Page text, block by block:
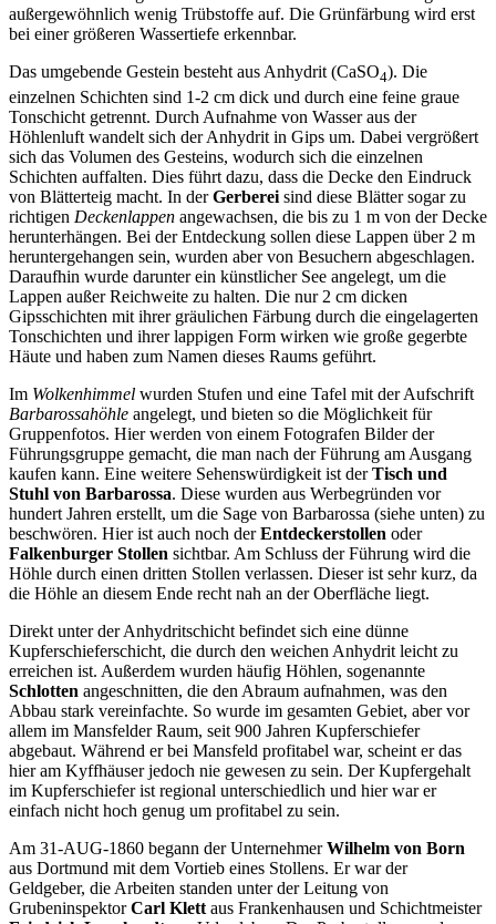
außergewöhnlich wenig Trübstoffe auf. Die Grünfärbung wird erst
bei einer größeren Wassertiefe erkennbar.
Das umgebende Gestein besteht aus Anhydrit (CaSO4). Die
einzelnen Schichten sind 1-2 cm dick und durch eine feine graue
Tonschicht getrennt. Durch Aufnahme von Wasser aus der
Höhlenluft wandelt sich der Anhydrit in Gips um. Dabei vergrößert
sich das Volumen des Gesteins, wodurch sich die einzelnen
Schichten auffalten. Dies führt dazu, dass die Decke den Eindruck
von Blätterteig macht. In derGerberei sind diese Blätter sogar zu
richtigen Deckenlappen angewachsen, die bis zu 1 m von der Decke
herunterhängen. Bei der Entdeckung sollen diese Lappen über 2 m
heruntergehangen sein, wurden aber von Besuchern abgeschlagen.
Daraufhin wurde darunter ein künstlicher See angelegt, um die
Lappen außer Reichweite zu halten. Die nur 2 cm dicken
Gipsschichten mit ihrer gräulichen Färbung durch die eingelagerten
Tonschichten und ihrer lappigen Form wirken wie große gegerbte
Häute und haben zum Namen dieses Raums geführt.
Im Wolkenhimmel wurden Stufen und eine Tafel mit der Aufschrift
Barbarossahöhle angelegt, und bieten so die Möglichkeit für
Gruppenfotos. Hier werden von einem Fotografen Bilder der
Führungsgruppe gemacht, die man nach der Führung am Ausgang
kaufen kann. Eine weitere Sehenswürdigkeit ist derTisch und
Stuhl von Barbarossa. Diese wurden aus Werbegründen vor
hundert Jahren erstellt, um die Sage von Barbarossa (siehe unten) zu
beschwören. Hier ist auch noch derEntdeckerstollen oder
Falkenburger Stollen sichtbar. Am Schluss der Führung wird die
Höhle durch einen dritten Stollen verlassen. Dieser ist sehr kurz, da
die Höhle an diesem Ende recht nah an der Oberfläche liegt.
Direkt unter der Anhydritschicht befindet sich eine dünne
Kupferschieferschicht, die durch den weichen Anhydrit leicht zu
erreichen ist. Außerdem wurden häufig Höhlen, sogenannte
Schlotten angeschnitten, die den Abraum aufnahmen, was den
Abbau stark vereinfachte. So wurde im gesamten Gebiet, aber vor
allem im Mansfelder Raum, seit 900 Jahren Kupferschiefer
abgebaut. Während er bei Mansfeld profitabel war, scheint er das
hier am Kyffhäuser jedoch nie gewesen zu sein. Der Kupfergehalt
im Kupferschiefer ist regional unterschiedlich und hier war er
einfach nicht hoch genug um profitabel zu sein.
Am 31-AUG-1860 begann der UnternehmerWilhelm von Born
aus Dortmund mit dem Vortieb eines Stollens. Er war der
Geldgeber, die Arbeiten standen unter der Leitung von
GrubeninspektorCarl Klett aus Frankenhausen und Schichtmeister